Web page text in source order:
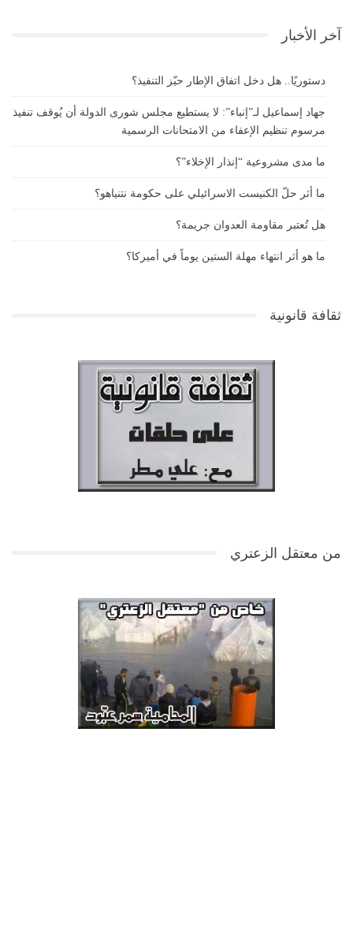
آخر الأخبار
دستوريًا.. هل دخل اتفاق الإطار حيّز التنفيذ؟
جهاد إسماعيل لـ”إنباء”: لا يستطيع مجلس شورى الدولة أن يُوقف تنفيذ
مرسوم تنظيم الإعفاء من الامتحانات الرسمية
ما مدى مشروعية “إنذار الإخلاء”؟
ما أثر حلّ الكنيست الاسرائيلي على حكومة نتنياهو؟
هل تُعتبر مقاومة العدوان جريمة؟
ما هو أثر انتهاء مهلة الستين يوماً في أميركا؟
ثقافة قانونية
من معتقل الزعتري